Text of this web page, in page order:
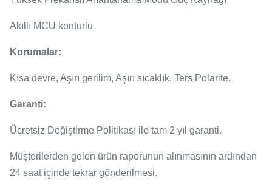
Akıllı MCU konturlu
Korumalar:
Kısa devre, Aşırı gerilim, Aşırı sıcaklık, Ters Polarite.
Garanti:
Ücretsiz Değiştirme Politikası ile tam 2 yıl garanti.
Müşterilerden gelen ürün raporunun alınmasının ardından
24 saat içinde tekrar gönderilmesi.